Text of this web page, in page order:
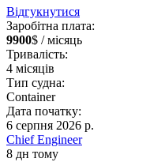
Відгукнутися
Заробітна плата:
9900$ / місяць
Тривалість:
4 місяців
Тип судна:
Container
Дата початку:
6 серпня 2026 р.
Chief Engineer
8 дн тому